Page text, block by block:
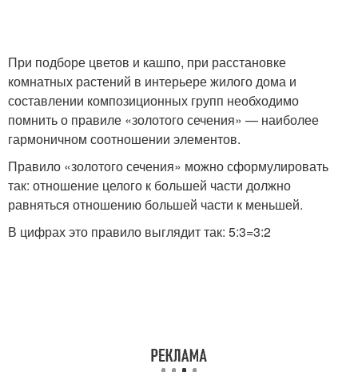
При подборе цветов и кашпо, при расстановке
комнатных растений в интерьере жилого дома и
составлении композиционных групп необходимо
помнить о правиле «золотого сечения» — наиболее
гармоничном соотношении элементов.
Правило «золотого сечения» можно сформулировать
так: отношение целого к большей части должно
равняться отношению большей части к меньшей.
В цифрах это правило выглядит так: 5:3=3:2